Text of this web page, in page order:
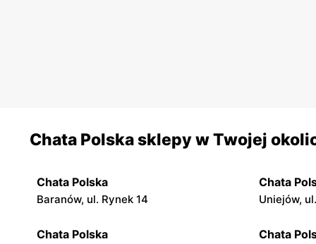
Chata Polska sklepy w Twojej
Chata Polska
Baranów, ul. Rynek 14
Chata
Uniejów,
Chata Polska Chata